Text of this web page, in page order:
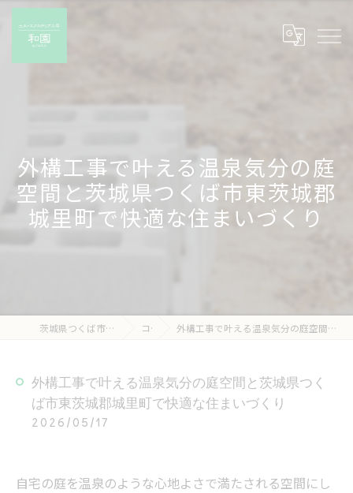
外構工事で叶える温泉気分の庭
空間と茨城県つくば市東茨城郡
城里町で快適な住まいづくり
茨城県つくば市の外構工事なら有限会社和園 コラム 外構工事で叶える温泉気分の庭空間と茨城県つくば市東茨城郡城里町で快適な住まいづくり
外構工事で叶える温泉気分の庭空間と茨城県つく
ば市東茨城郡城里町で快適な住まいづくり
2026/05/17
自宅の庭を温泉のような心地よさで満たされる空間にし